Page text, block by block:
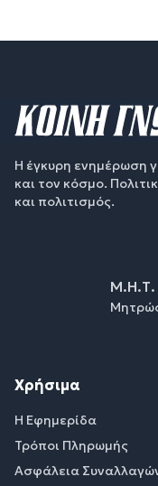
Η έγκυρη ενημέρωση
και τον κόσμο.
και πολιτισμός.
Μ.Η.Τ.
Χρήσιμα
Η Εφημερίδα
Τρόποι Πληρωμής
Ασφάλεια